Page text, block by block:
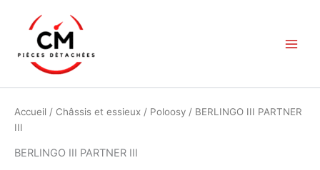
contenu
Accueil / Châssis et essieux / Poloosy / BERLINGO III PARTNER
III
BERLINGO III PARTNER III